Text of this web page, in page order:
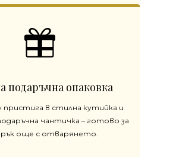
подаръчна опаковка
пристига в стилна кутийка и
чантичка – готово за
още с отварянето.